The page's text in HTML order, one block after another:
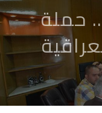
حملة